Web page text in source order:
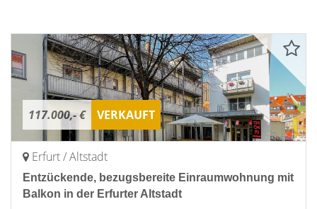
117.000,- € VERKAUFT
Erfurt / Altstadt
Entzückende, bezugsbereite Einraumwohnung mit
Balkon in der Erfurter Altstadt